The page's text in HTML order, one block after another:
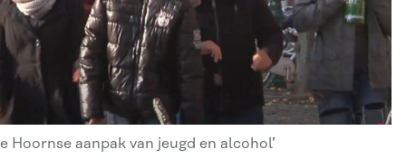
Hoornse aanpak van jeugd en alcohol’